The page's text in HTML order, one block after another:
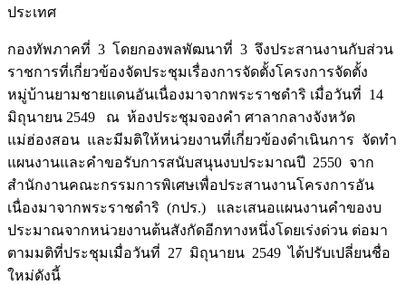
ประเทศ
กองทัพภาคที่ 3 โดยกองพลพัฒนาที่ 3 จึงประสานงานกับส่วน
ราชการที่เกี่ยวข้องจัดประชุมเรื่องการจัดตั้งโครงการจัดตั้ง
หมู่บ้านยามชายแดนอันเนื่องมาจากพระราชดำริ เมื่อวันที่ 14
มิถุนายน 2549 ณ ห้องประชุมจองคำ ศาลากลางจังหวัด
แม่ฮ่องสอน และมีมติให้หน่วยงานที่เกี่ยวข้องดำเนินการ จัดทำ
แผนงานและคำขอรับการสนับสนุนงบประมาณปี 2550 จาก
สำนักงานคณะกรรมการพิเศษเพื่อประสานงานโครงการอัน
เนื่องมาจากพระราชดำริ (กปร.) และเสนอแผนงานคำของบ
ประมาณจากหน่วยงานต้นสังกัดอีกทางหนึ่งโดยเร่งด่วน ต่อมา
ตามมติที่ประชุมเมื่อวันที่ 27 มิถุนายน 2549 ได้ปรับเปลี่ยนชื่อ
ใหม่ดังนี้